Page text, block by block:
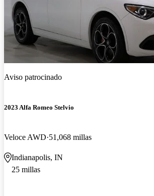
Aviso patrocinado
2023 Alfa Romeo Stelvio
Veloce AWD 51,068 millas
Indianapolis, IN
25 millas